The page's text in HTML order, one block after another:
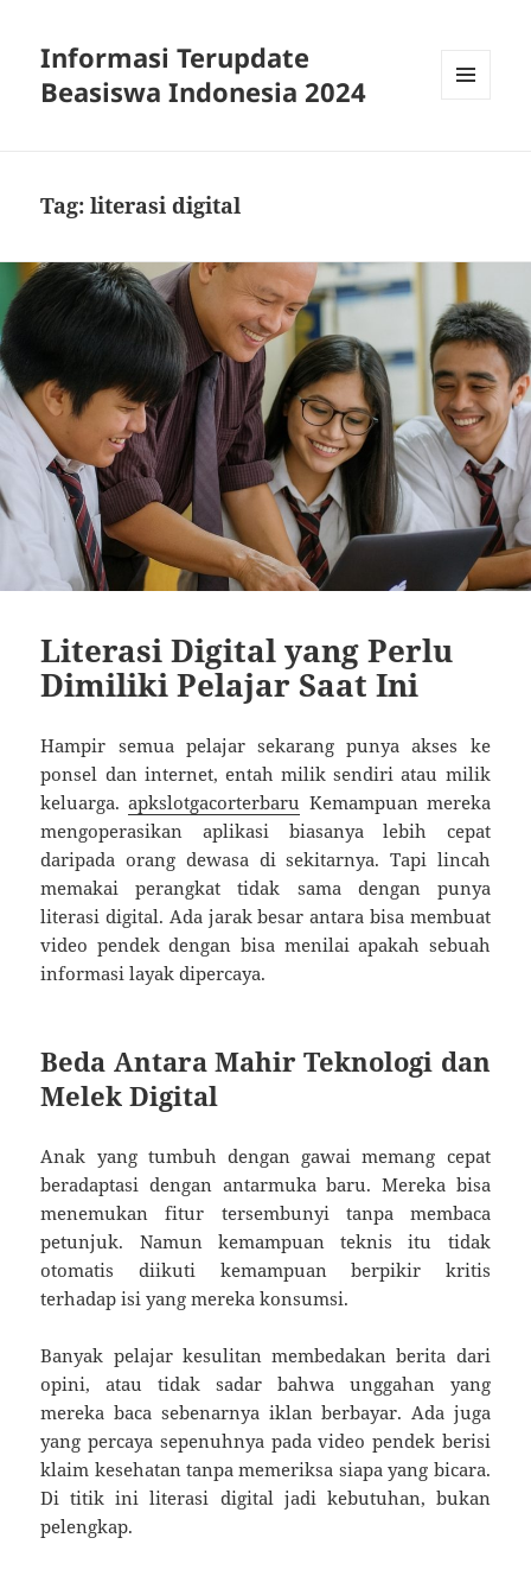
Informasi Terupdate
Beasiswa Indonesia 2024
Tag:literasi digital
Literasi Digital yang Perlu
Dimiliki Pelajar Saat Ini
Hampir semua pelajar sekarang punya akses ke
ponsel dan internet, entah milik sendiri atau milik
keluarga.apkslotgacorterbaru Kemampuan mereka
mengoperasikan aplikasi biasanya lebih cepat
daripada orang dewasa di sekitarnya. Tapi lincah
memakai perangkat tidak sama dengan punya
literasi digital. Ada jarak besar antara bisa membuat
video pendek dengan bisa menilai apakah sebuah
informasi layak dipercaya.
Beda Antara Mahir Teknologi dan
Melek Digital
Anak yang tumbuh dengan gawai memang cepat
beradaptasi dengan antarmuka baru. Mereka bisa
menemukan fitur tersembunyi tanpa membaca
petunjuk. Namun kemampuan teknis itu tidak
otomatis diikuti kemampuan berpikir kritis
terhadap isi yang mereka konsumsi.
Banyak pelajar kesulitan membedakan berita dari
opini, atau tidak sadar bahwa unggahan yang
mereka baca sebenarnya iklan berbayar. Ada juga
yang percaya sepenuhnya pada video pendek berisi
klaim kesehatan tanpa memeriksa siapa yang bicara.
Di titik ini literasi digital jadi kebutuhan, bukan
pelengkap.